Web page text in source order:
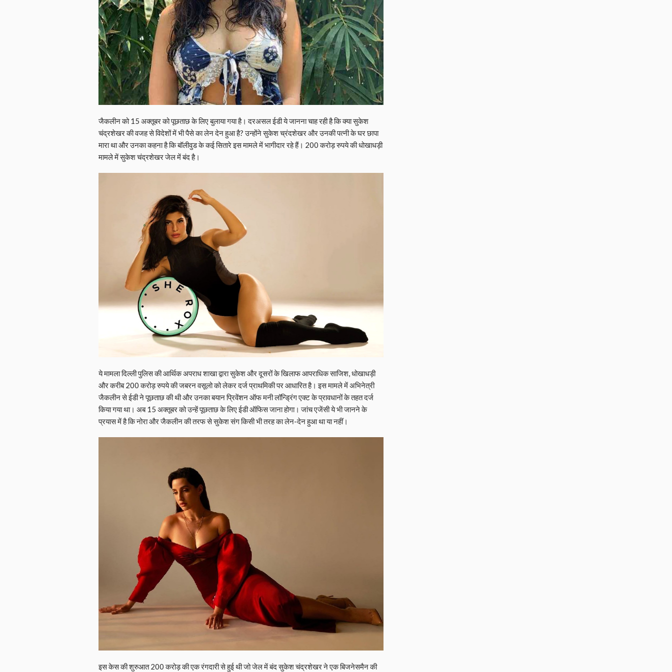
जैकलीन को 15 अक्तूबर को पूछताछ के लिए बुलाया गया है। दरअसल ईडी ये जानना चाह रही है कि क्या सुकेश
चंद्रशेखर की वजह से विदेशों में भी पैसे का लेन देन हुआ है? उन्होंने सुकेश च्रंदशेखर और उनकी पत्नी के घर छापा
मारा था और उनका कहना है कि बॉलीवुड के कई सितारे इस मामले में भागीदार रहे हैं। 200 करोड़ रुपये की धोखाधड़ी
मामले में सुकेश चंद्रशेखर जेल में बंद है।
ये मामला दिल्ली पुलिस की आर्थिक अपराध शाखा द्वारा सुकेश और दूसरों के खिलाफ आपराधिक साजिश, धोखाधड़ी
और करीब 200 करोड़ रुपये की जबरन वसूलो को लेकर दर्ज प्राथमिकी पर आधारित है। इस मामले में अभिनेत्री
जैकलीन से ईडी ने पूछताछ की थी और उनका बयान प्रिवेंशन ऑफ मनी लॉन्ड्रिंग एक्ट के प्रावधानों के तहत दर्ज
किया गया था। अब 15 अक्तूबर को उन्हें पूछताछ के लिए ईडी ऑफिस जाना होगा। जांच एजेंसी ये भी जानने के
प्रयास में है कि नोरा और जैकलीन की तरफ से सुकेश संग किसी भी तरह का लेन-देन हुआ था या नहीं।
इस केस की शुरुआत 200 करोड़ की एक रंगदारी से हुई थी जो जेल में बंद सुकेश चंद्रशेखर ने एक बिजनेसमैन की